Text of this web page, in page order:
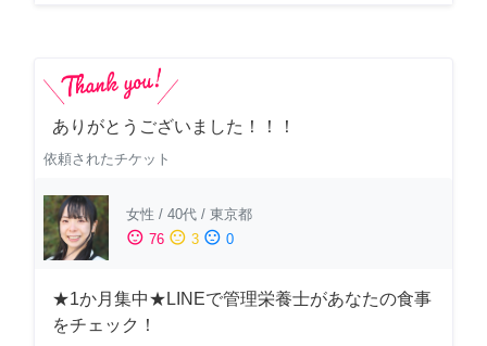
ありがとうございました！！！
依頼されたチケット
女性 / 40代 / 東京都
sentiment_satisfied 76 sentiment_neutral 3 sentiment_dissatisfied 0
★1か月集中★LINEで管理栄養士があなたの食事
をチェック！